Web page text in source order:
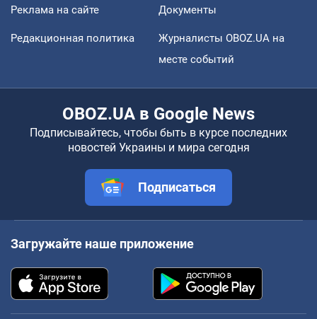
Реклама на сайте Документы
Редакционная политика
Журналисты OBOZ.UA на
месте событий
OBOZ.UA в Google News
Подписывайтесь, чтобы быть в курсе последних
новостей Украины и мира сегодня
Подписаться
Загружайте наше приложение